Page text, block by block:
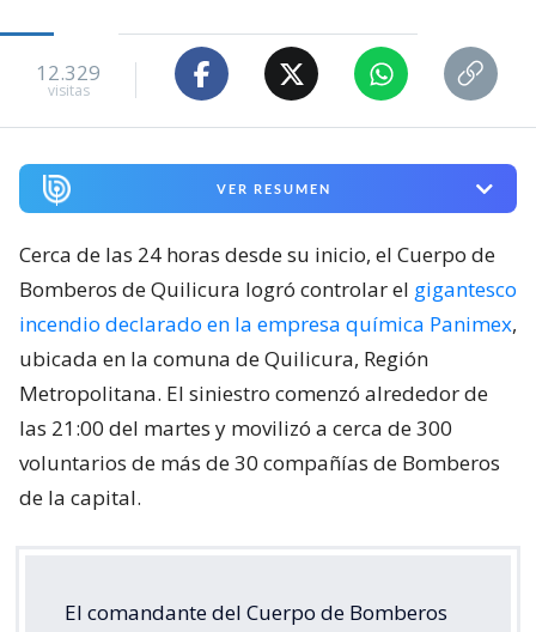
12.329
visitas
VER RESUMEN
Cerca de las 24 horas desde su inicio, el Cuerpo de
Bomberos de Quilicura logró controlar el gigantesco
incendio declarado en la empresa química Panimex,
ubicada en la comuna de Quilicura, Región
Metropolitana. El siniestro comenzó alrededor de
las 21:00 del martes y movilizó a cerca de 300
voluntarios de más de 30 compañías de Bomberos
de la capital.
El comandante del Cuerpo de Bomberos